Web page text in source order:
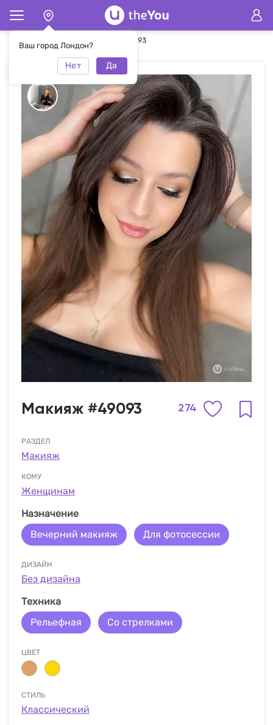
Ваш город Лондон?
Нет Да
Макияж #49093
Макияж #49093 274
РАЗДЕЛ
Макияж
КОМУ
Женщинам
Назначение
Вечерний макияж
Для фотосессии
ДИЗАЙН
Без дизайна
Техника
Рельефная
Со стрелками
ЦВЕТ
СТИЛЬ
Классический